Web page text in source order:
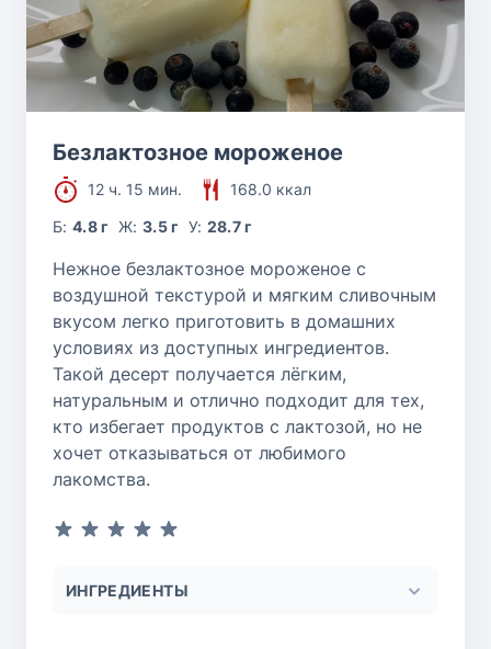
Безлактозное мороженое
12 ч. 15 мин.
168.0 ккал
Б:4.8 г Ж: 3.5 г У: 28.7 г
Нежное безлактозное мороженое с
воздушной текстурой и мягким сливочным
вкусом легко приготовить в домашних
условиях из доступных ингредиентов.
Такой десерт получается лёгким,
натуральным и отлично подходит для тех,
кто избегает продуктов с лактозой, но не
хочет отказываться от любимого
лакомства.
ИНГРЕДИЕНТЫ